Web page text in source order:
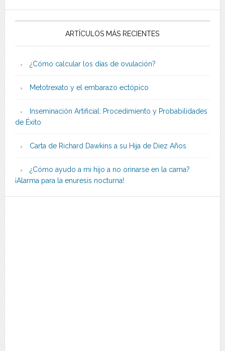
ARTÍCULOS MÁS RECIENTES
¿Cómo calcular los días de ovulación?
Metotrexato y el embarazo ectópico
Inseminación Artificial: Procedimiento y Probabilidades
de Éxito
Carta de Richard Dawkins a su Hija de Diez Años
¿Cómo ayudo a mi hijo a no orinarse en la cama?
¡Alarma para la enuresis nocturna!